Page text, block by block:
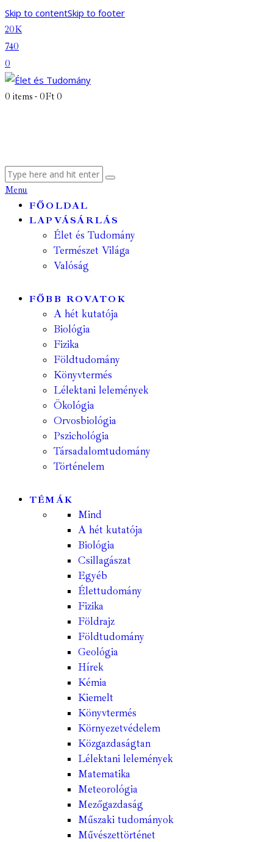
Skip to contentSkip to footer
20K
740
0
0 items - 0Ft 0
Menu
FŐOLDAL
LAPVÁSÁRLÁS
Élet és Tudomány
Természet Világa
Valóság
FŐBB ROVATOK
A hét kutatója
Biológia
Fizika
Földtudomány
Könyvtermés
Lélektani lelemények
Ökológia
Orvosbiológia
Pszichológia
Társadalomtudomány
Történelem
TÉMÁK
Mind
A hét kutatója
Biológia
Csillagászat
Egyéb
Élettudomány
Fizika
Földrajz
Földtudomány
Geológia
Hírek
Kémia
Kiemelt
Könyvtermés
Környezetvédelem
Közgazdaságtan
Lélektani lelemények
Matematika
Meteorológia
Mezőgazdaság
Műszaki tudományok
Művészettörténet